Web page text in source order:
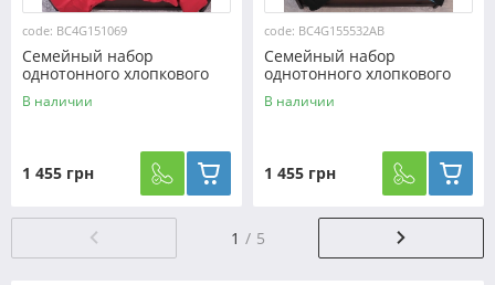
code: BC4G151069
Семейный набор
однотонного хлопкового
постельного белья из Бязи
"Gold" №151069
В наличии
1 455 грн
code: BC4G155532AB
Семейный набор
однотонного хлопкового
постельного белья из Бязи
"Gold" №155532AB
В наличии
1 455 грн
1 5